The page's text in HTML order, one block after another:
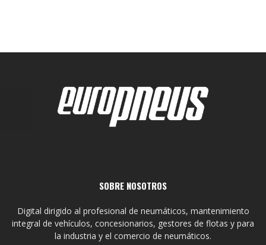
SOBRE NOSOTROS
Digital dirigido al profesional de neumáticos, mantenimiento
integral de vehículos, concesionarios, gestores de flotas y para
la industria y el comercio de neumáticos.